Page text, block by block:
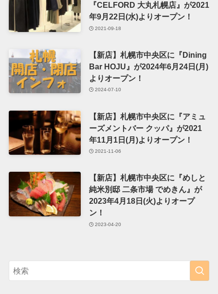
『CELFORD 大丸札幌店』が2021
年9月22日(水)よりオープン！
2021-09-18
【新店】札幌市中央区に『Dining
Bar HOJU』が2024年6月24日(月)
よりオープン！
2024-07-10
【新店】札幌市中央区に『アミュ
ーズメントバー クッパ』が2021
年11月1日(月)よりオープン！
2021-11-06
【新店】札幌市中央区に『めしと
純米別邸 二条市場 でめきん』が
2023年4月18日(火)よりオープ
ン！
2023-04-20